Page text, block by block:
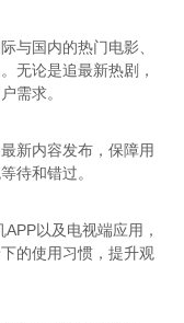
与国内的热门电影、
无论是追最新热剧，
需求。
新内容发布，保障用
待和错过。
以及电视端应用，
的使用习惯，提升观